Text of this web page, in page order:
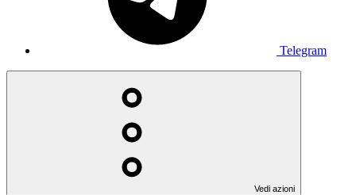
Telegram
Vedi azioni